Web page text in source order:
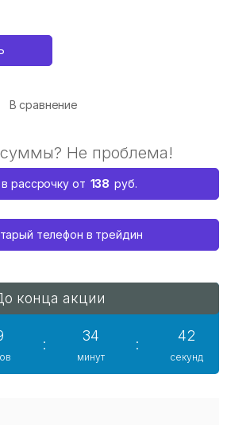
В сравнение
Не проблема!
рассрочку от 138 руб.
телефон в трейдин
конца акции
:
34
минут
:
42
секунд